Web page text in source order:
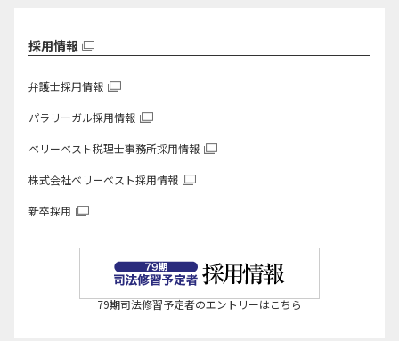
採用情報
弁護士採用情報
パラリーガル採用情報
ベリーベスト税理士事務所採用情報
株式会社ベリーベスト採用情報
新卒採用
79期司法修習予定者のエントリーはこちら